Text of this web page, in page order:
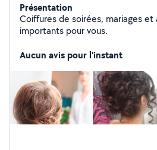
Présentation
Coiffures de soirées, mariages
importants pour vous.
Aucun avis pour l'instant